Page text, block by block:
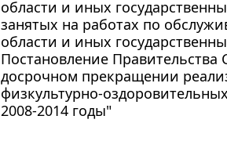
области и иных
занятых на работах по
области и иных
Постановление Правительства
досрочном прекращении
физкультурно-
2008-2014 годы"